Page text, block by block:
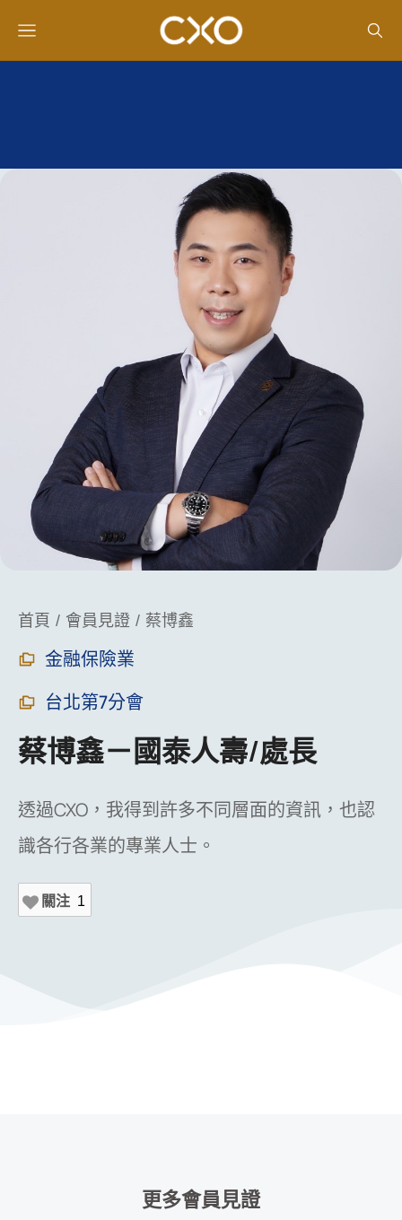
You are here:
首頁 會員見證 蔡博鑫
金融保險業
台北第7分會
蔡博鑫－國泰人壽/處長
透過CXO，我得到許多不同層面的資訊，也認
識各行各業的專業人士。
關注 1
更多會員見證